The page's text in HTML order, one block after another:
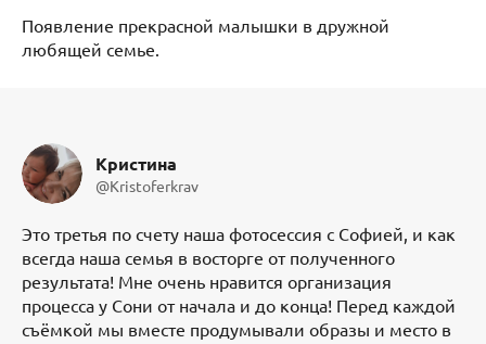
Появление прекрасной малышки в дружной
любящей семье.
Кристина
@Kristoferkrav
Это третья по счету наша фотосессия с Софией, и как
всегда наша семья в восторге от полученного
результата! Мне очень нравится организация
процесса у Сони от начала и до конца! Перед каждой
съёмкой мы вместе продумывали образы и место в